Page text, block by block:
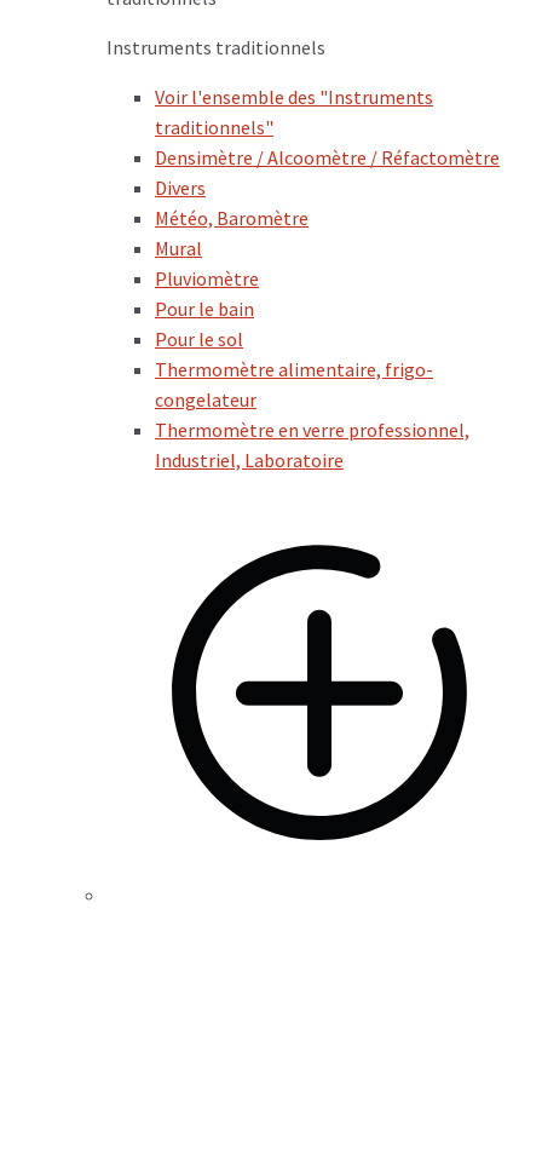
Instruments traditionnels
Voir l'ensemble des "Instruments
traditionnels"
Densimètre / Alcoomètre / Réfactomètre
Divers
Météo, Baromètre
Mural
Pluviomètre
Pour le bain
Pour le sol
Thermomètre alimentaire, frigo-
congelateur
Thermomètre en verre professionnel,
Industriel, Laboratoire